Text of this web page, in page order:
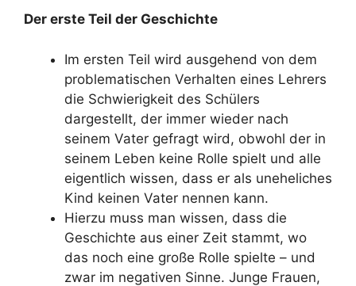
Der erste Teil der Geschichte
Im ersten Teil wird ausgehend von dem
problematischen Verhalten eines Lehrers
die Schwierigkeit des Schülers
dargestellt, der immer wieder nach
seinem Vater gefragt wird, obwohl der in
seinem Leben keine Rolle spielt und alle
eigentlich wissen, dass er als uneheliches
Kind keinen Vater nennen kann.
Hierzu muss man wissen, dass die
Geschichte aus einer Zeit stammt, wo
das noch eine große Rolle spielte – und
zwar im negativen Sinne. Junge Frauen,